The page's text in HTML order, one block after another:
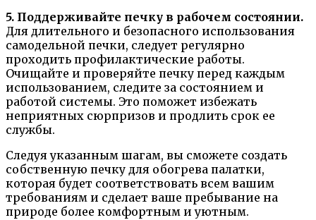
5. Поддерживайте печку в рабочем состоянии.
Для длительного и безопасного использования
самодельной печки, следует регулярно
проходить профилактические работы.
Очищайте и проверяйте печку перед каждым
использованием, следите за состоянием и
работой системы. Это поможет избежать
неприятных сюрпризов и продлить срок ее
службы.
Следуя указанным шагам, вы сможете создать
собственную печку для обогрева палатки,
которая будет соответствовать всем вашим
требованиям и сделает ваше пребывание на
природе более комфортным и уютным.